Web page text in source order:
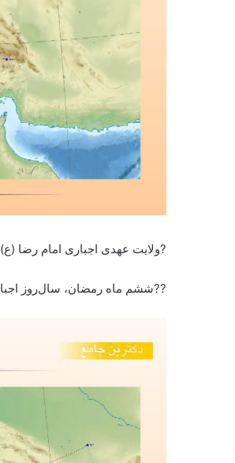
?ولایت عهدی اجباری امام رضا
??ششم ماه رمضان، سال‌روز